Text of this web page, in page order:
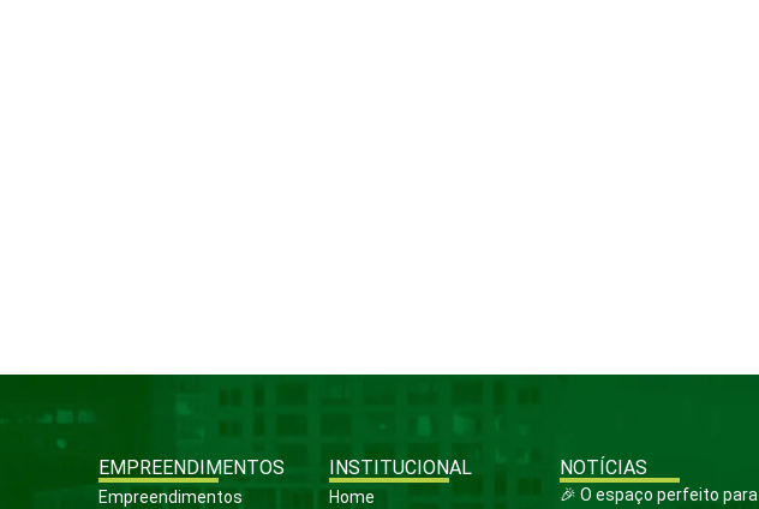
EMPREENDIMENTOS
Empreendimentos
INSTITUCIONAL
Home
NOTÍCIAS
🎉 O espaço perfeito para